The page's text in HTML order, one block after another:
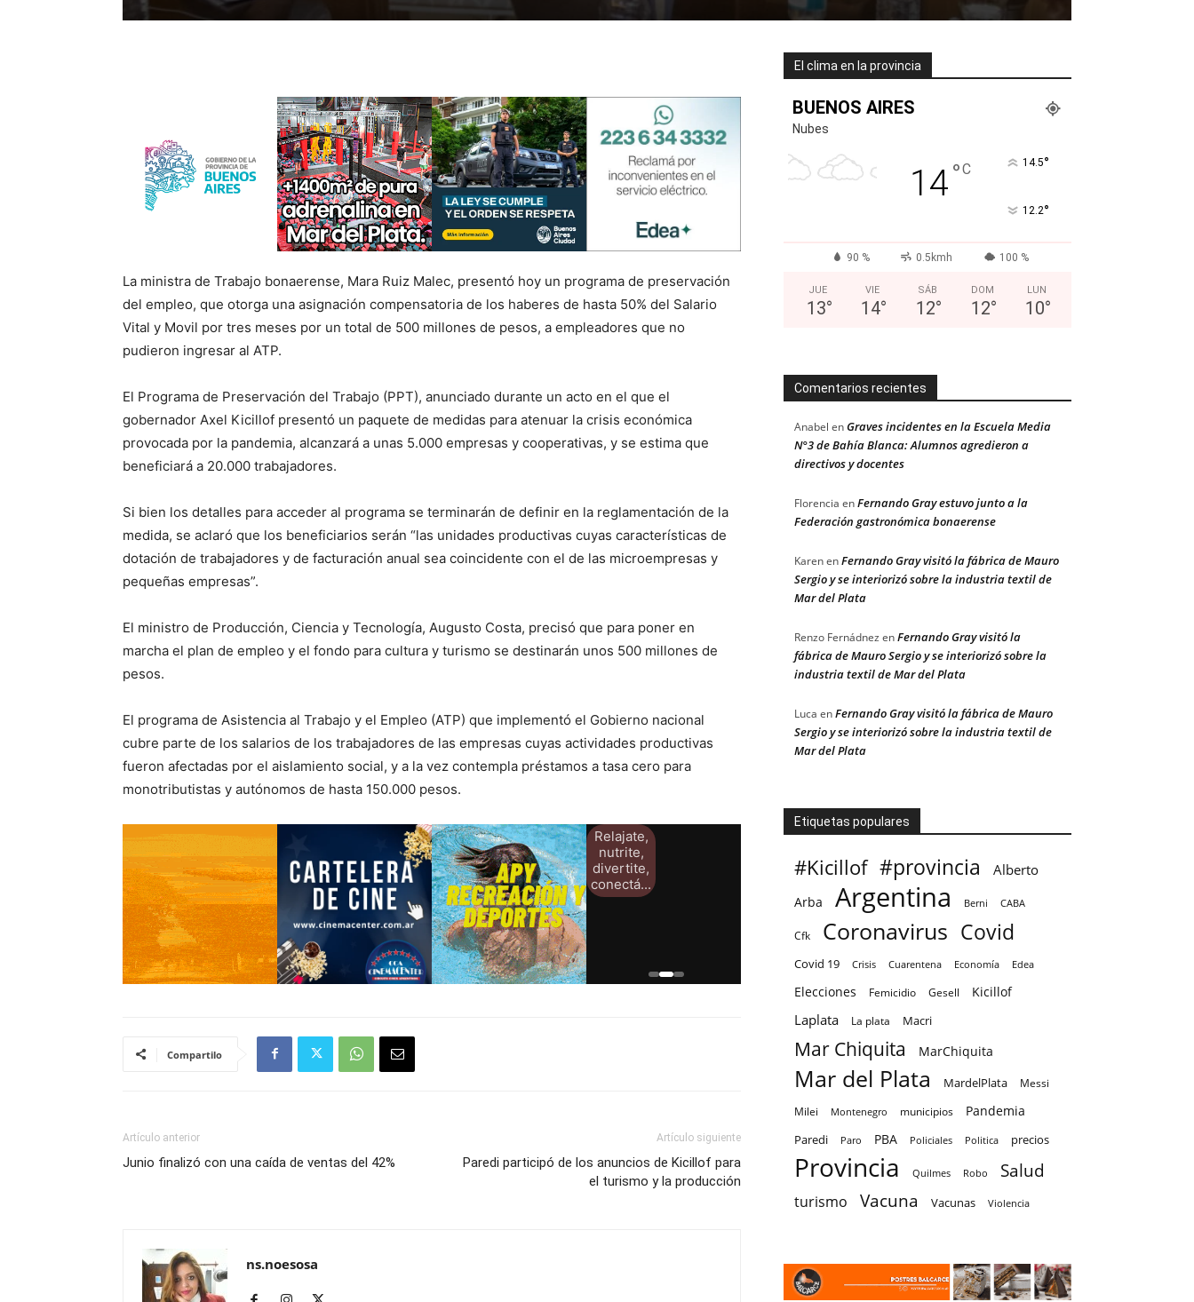
La ministra de Trabajo bonaerense, Mara Ruiz Malec, presentó hoy un programa de preservación
del empleo, que otorga una asignación compensatoria de los haberes de hasta 50% del Salario
Vital y Movil por tres meses por un total de 500 millones de pesos, a empleadores que no
pudieron ingresar al ATP.
El Programa de Preservación del Trabajo (PPT), anunciado durante un acto en el que el
gobernador Axel Kicillof presentó un paquete de medidas para atenuar la crisis económica
provocada por la pandemia, alcanzará a unas 5.000 empresas y cooperativas, y se estima que
beneficiará a 20.000 trabajadores.
Si bien los detalles para acceder al programa se terminarán de definir en la reglamentación de la
medida, se aclaró que los beneficiarios serán “las unidades productivas cuyas características de
dotación de trabajadores y de facturación anual sea coincidente con el de las microempresas y
pequeñas empresas”.
El ministro de Producción, Ciencia y Tecnología, Augusto Costa, precisó que para poner en
marcha el plan de empleo y el fondo para cultura y turismo se destinarán unos 500 millones de
pesos.
El programa de Asistencia al Trabajo y el Empleo (ATP) que implementó el Gobierno nacional
cubre parte de los salarios de los trabajadores de las empresas cuyas actividades productivas
fueron afectadas por el aislamiento social, y a la vez contempla préstamos a tasa cero para
monotributistas y autónomos de hasta 150.000 pesos.
Compartilo
Artículo anterior
Junio finalizó con una caída de ventas del 42%
Artículo siguiente
Paredi participó de los anuncios de Kicillof para
el turismo y la producción
ns.noesosa
El clima en la provincia
BUENOS AIRES
Nubes
14°C 14.5°
12.2°
90 % 0.5kmh 100 %
JUE
13°
VIE
14°
SÁB
12°
DOM
12°
LUN
10°
Comentarios recientes
Anabel enGraves incidentes en la Escuela Media
N°3 de Bahía Blanca: Alumnos agredieron a
directivos y docentes
Florencia enFernando Gray estuvo junto a la
Federación gastronómica bonaerense
KarenenFernando Gray visitó la fábrica de Mauro
Sergio y se interiorizó sobre la industria textil de
Mar del Plata
Renzo Fernádnez enFernando Gray visitó la
fábrica de Mauro Sergio y se interiorizó sobre la
industria textil de Mar del Plata
Luca enFernando Gray visitó la fábrica de Mauro
Sergio y se interiorizó sobre la industria textil de
Mar del Plata
Etiquetas populares
#Kicillof #provincia Alberto
Arba Argentina Berni CABA
Cfk Coronavirus Covid
Covid 19 Crisis Cuarentena Economía Edea
Elecciones Femicidio Gesell Kicillof
Laplata La plata Macri
Mar Chiquita MarChiquita
Mar del Plata MardelPlata
Messi
Milei
Montenegro municipios Pandemia
Paredi Paro PBA Policiales Politica precios
Provincia Quilmes Robo Salud
turismo Vacuna Vacunas Violencia